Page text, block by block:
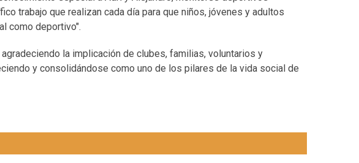
trabajo que realizan cada día para que niños, jóvenes y adultos
como deportivo".
la implicación de clubes, familias, voluntarios y
y consolidándose como uno de los pilares de la vida social de